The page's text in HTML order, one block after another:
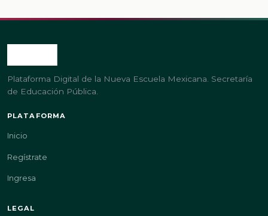
Plataforma Digital de la Nueva Escuela Mexicana. Secretaría
de Educación Pública.
PLATAFORMA
Inicio
Regístrate
Ingresa
LEGAL